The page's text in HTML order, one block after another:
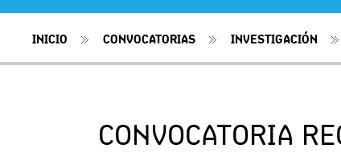
INICIO CONVOCATORIAS INVESTIGACIÓN
CONVOCATORIA